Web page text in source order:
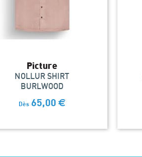
Picture
NOLLUR SHIRT
BURLWOOD
Dès 65,00 €